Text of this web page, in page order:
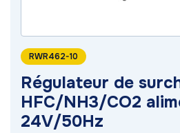
RWR462-10
Régulateur de
HFC/NH3/CO2
24V/50Hz